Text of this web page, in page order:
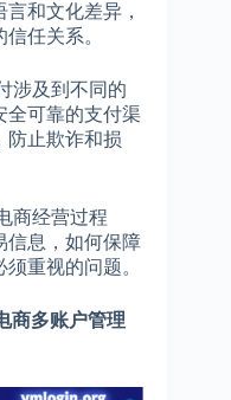
和文化差异，
任关系。
涉及到不同的
全可靠的支付渠
防止欺诈和损
商经营过程
信息，如何保障
重视的问题。
商多账户管理